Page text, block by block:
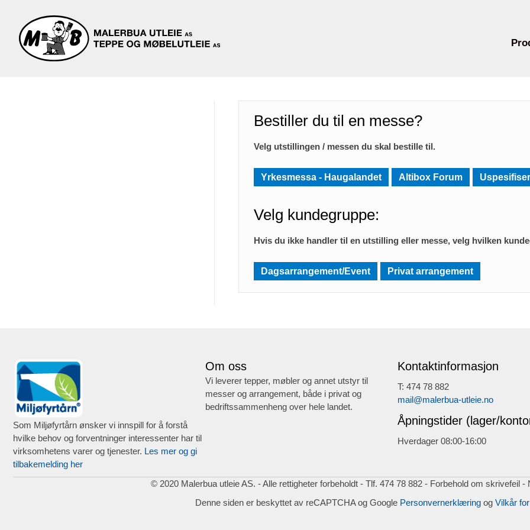
Bestiller du til en messe?
Velg utstillingen / messen du skal bestille til.
Yrkesmessa - Haugalandet Altibox Forum
Velg kundegruppe:
Hvis du ikke handler til en utstilling eller messe, velg hvilken
Dagsarrangement/Event Privat arrangement
Som Miljøfyrtårn ønsker vi innspill for å forstå
hvilke behov og forventninger interessenter har til
virksomhetens varer og tjenester. Les mer og gi
tilbakemelding her
Om oss
Vi leverer tepper, møbler og annet utstyr til
messer og arrangement, både i privat og
bedriftssammenheng over hele landet.
Kontaktinformasjon
T: 474 78 882
mail@malerbua-utleie.no
Åpningstider (lager/
Hverdager 08:00-16:00
© 2020 Malerbua utleie AS. - Alle rettigheter forbeholdt - Tlf. 474 78 882 - Forbehold om skrivefeil -
Denne siden er beskyttet av reCAPTCHA og GooglePersonvernerklæringogVilkår